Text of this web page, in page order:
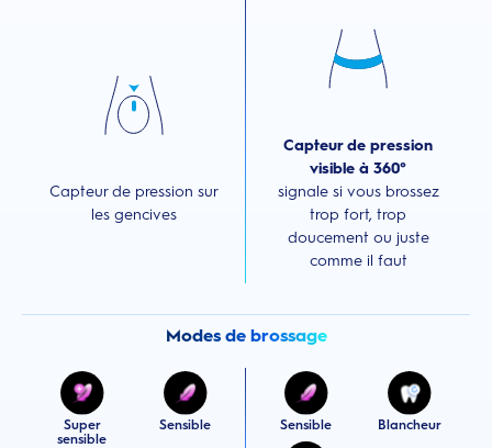
Capteur de pression sur
les gencives
Capteur de pression
visible à 360°
signale si vous brossez
trop fort, trop
doucement ou juste
comme il faut
Modes de brossage
Super
sensible
Sensible Sensible Blancheur